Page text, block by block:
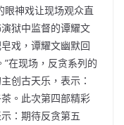
眼神戏让现场观众直
狱中监督的谭耀文
戏，谭耀文幽默回
在现场，反贪系列的
创古天乐，表示：
。此次第四部精彩
：期待反贪第五